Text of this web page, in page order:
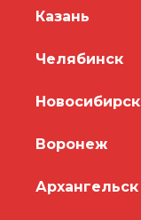
Казань
Челябинск
Новосибирск
Воронеж
Архангельск